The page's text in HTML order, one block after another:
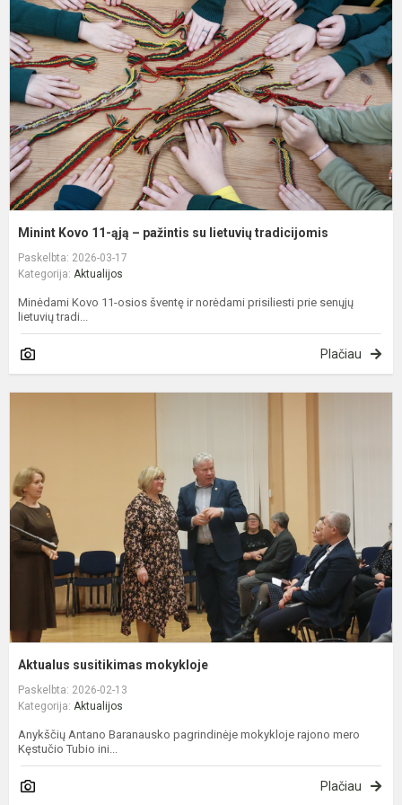
Minint Kovo 11-ąją – pažintis su lietuvių tradicijomis
Paskelbta: 2026-03-17
Kategorija: Aktualijos
Minėdami Kovo 11-osios šventę ir norėdami prisiliesti prie senųjų
lietuvių tradi...
Plačiau
Aktualus susitikimas mokykloje
Paskelbta: 2026-02-13
Kategorija: Aktualijos
Anykščių Antano Baranausko pagrindinėje mokykloje rajono mero
Kęstučio Tubio ini...
Plačiau